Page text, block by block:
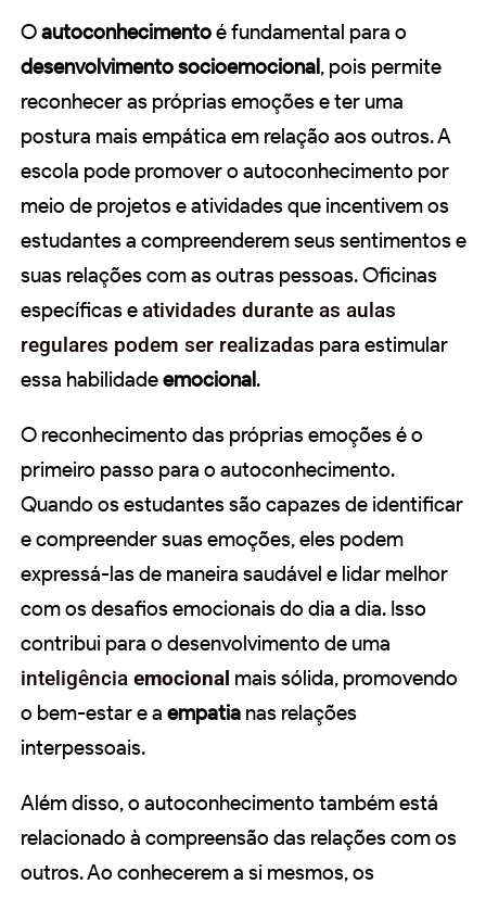
Oautoconhecimentoé fundamental para o
desenvolvimento socioemocional, pois permite
reconhecer as próprias emoções e ter uma
postura mais empática em relação aos outros. A
escola pode promover o autoconhecimento por
meio de projetos e atividades que incentivem os
estudantes a compreenderem seus sentimentos e
suas relações com as outras pessoas. Oficinas
específicas eatividades durante as aulas
regulares podem ser realizadas para estimular
essa habilidadeemocional.
O reconhecimento das próprias emoções é o
primeiro passo para o autoconhecimento.
Quando os estudantes são capazes de identificar
e compreender suas emoções, eles podem
expressá-las de maneira saudável e lidar melhor
com os desafios emocionais do dia a dia. Isso
contribui para o desenvolvimento de uma
inteligência emocional mais sólida, promovendo
o bem-estar e a empatia nas relações
interpessoais.
Além disso, o autoconhecimento também está
relacionado à compreensão das relações com os
outros. Ao conhecerem a si mesmos, os